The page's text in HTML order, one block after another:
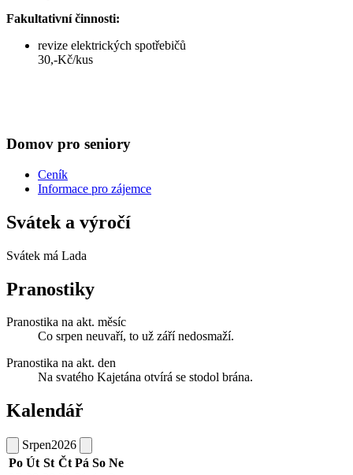
Fakultativní činnosti:
revize elektrických spotřebičů
30,-Kč/kus
Domov pro seniory
Ceník
Informace pro zájemce
Svátek a výročí
Svátek má Lada
Pranostiky
Pranostika na akt. měsíc
Co srpen neuvaří, to už září nedosmaží.
Pranostika na akt. den
Na svatého Kajetána otvírá se stodol brána.
Kalendář
Srpen2026
Po Út St Čt Pá So Ne